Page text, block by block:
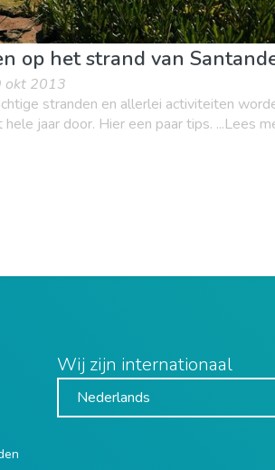
op het strand van
okt 2013
stranden en allerlei activiteiten
jaar door. Hier een paar tips. ...Lees
Wij zijn internationaal